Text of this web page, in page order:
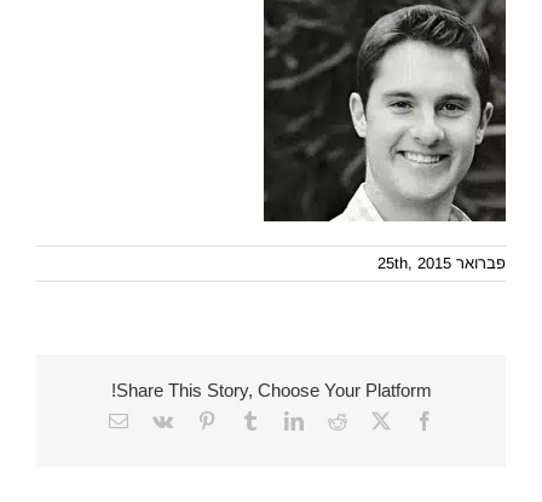
פברואר 25th, 2015
Share This Story, Choose Your Platform!
Facebook
X
Reddit
LinkedIn
Tumblr
Pinterest
Vk
Email